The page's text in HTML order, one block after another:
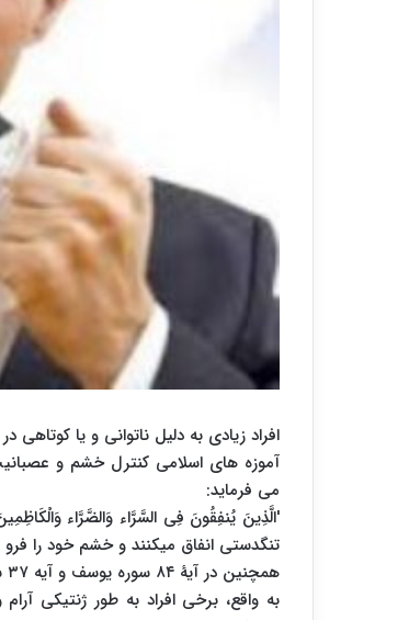
افراد زیادی به دلیل ناتوانی و یا
می فرماید:
'الَّذِینَ یُنفِقُونَ فِی السَّرَّاء وَالضَّرَّاء
تنگدستی انفاق می‏کنند و خشم خود را فرو
همچنین در آیۀ ۸۴ سوره یوسف و آیه ۳۷ سوره شوری، مسلمانان به فرو بردن خشم و پیشگیری از آن تشویق شده اند. .
به واقع، برخی افراد به طور ژنتیکی